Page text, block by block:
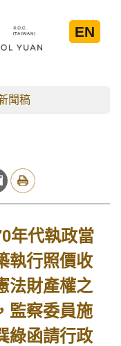
EN
聞稿
年代執政當
執行照價收
法財產權之
監察委員施
綠函請行政